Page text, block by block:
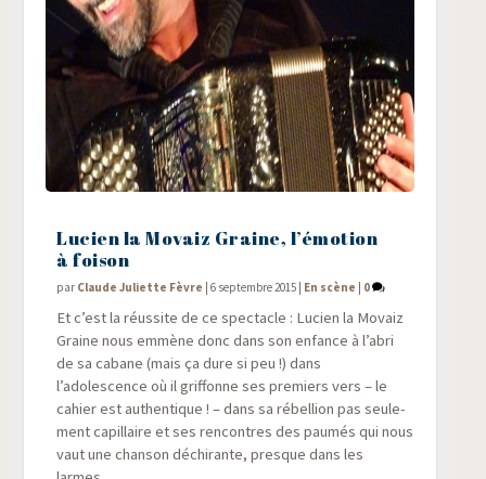
Lucien la Movaiz Graine, l’émotion
à foison
par Claude Juliette Fèvre |6 septembre 2015 En scène 0
Et c’est la réus­site de ce spec­tacle : Lucien la Movaiz
Graine nous emmène donc dans son enfance à l’abri
de sa cabane (mais ça dure si peu !) dans
l’adolescence où il grif­fonne ses pre­miers vers – le
cahier est authen­tique ! – dans sa rébel­lion pas seule­
ment capil­laire et ses ren­contres des pau­més qui nous
vaut une chan­son déchi­rante, presque dans les